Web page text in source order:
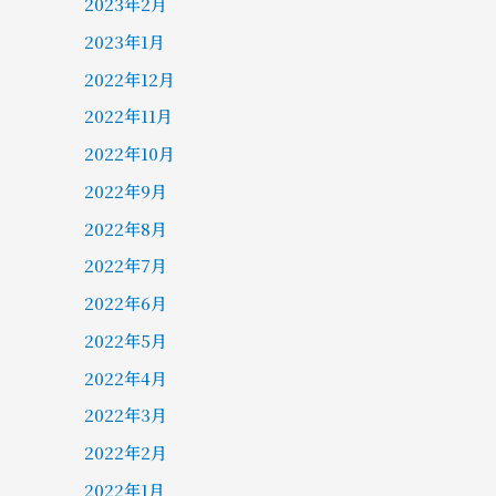
2023年1月
2022年12月
2022年11月
2022年10月
2022年9月
2022年8月
2022年7月
2022年6月
2022年5月
2022年4月
2022年3月
2022年2月
2022年1月